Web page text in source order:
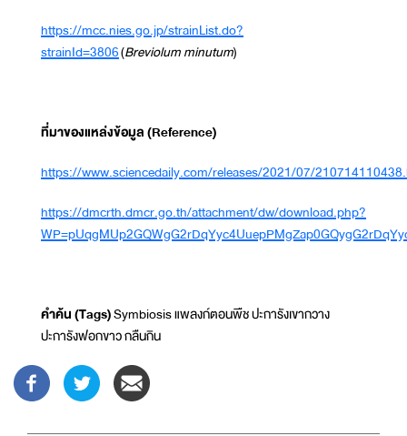
https://mcc.nies.go.jp/strainList.do?
strainId=3806(Breviolum minutum)
ที่มาของแหล่งข้อมูล (Reference)
https://www.sciencedaily.com/releases/2021/07/
https://dmcrth.dmcr.go.th/attachment/dw/download.php?
คำค้น (Tags)Symbiosis แพลงก์ตอนพืช ปะการังเขากวาง
ปะการังฟอกขาว กลืนกิน